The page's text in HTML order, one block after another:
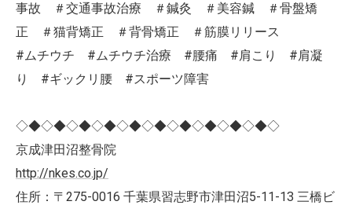
事故 ＃交通事故治療 ＃鍼灸 ＃美容鍼 ＃骨盤矯
正 ＃猫背矯正 ＃背骨矯正 ＃筋膜リリース
#ムチウチ #ムチウチ治療 #腰痛 #肩こり #肩凝
り #ギックリ腰 #スポーツ障害
◇◆◇◆◇◆◇◆◇◆◇◆◇◆◇◆◇◆◇◆◇
京成津田沼整骨院
http://nkes.co.jp/
住所：〒275-0016 千葉県習志野市津田沼5-11-13 三橋ビ